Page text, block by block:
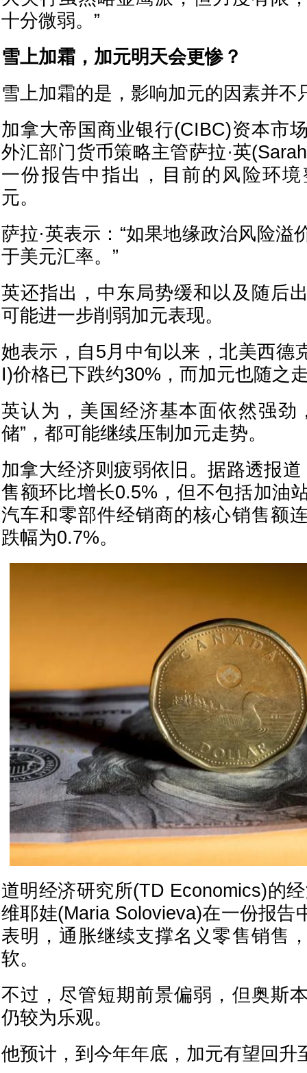
十分微弱。”
雪上加霜，加元明天会更惨？
雪上加霜的是，影响加元的因素并不
加拿大帝国商业银行(CIBC)资本市
外汇部门货币策略主管萨拉·英
一份报告中指出，目前的风险环
元。
萨拉·英表示：“如果地缘政治风险溢
于美元汇率。”
英还指出，中东局势缓和以及随后
可能进一步削弱加元表现。
她表示，自5月中旬以来，北美西德
I)价格已下跌约30%，而加元也随之
英认为，美国经济基本面依然强劲
储”，都可能继续压制加元走势。
加拿大经济则疲弱依旧。据路透报
售额环比增长0.5%，但不包括加油
汽车和零部件经销商的核心销售额
跌幅为0.7%。
道明经济研究所(TD Economics)的
维耶娃(Maria Solovieva)在一份报告
表明，通胀继续支撑名义零售销售
软。
不过，尽管短期前景偏弱，但奥斯
仍较为乐观。
他预计，到今年年底，加元有望回升